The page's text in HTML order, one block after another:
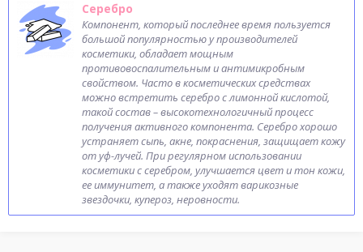
Серебро
Компонент, который последнее время пользуется
большой популярностью у производителей
косметики, обладает мощным
противовоспалительным и антимикробным
свойством. Часто в косметических средствах
можно встретить серебро с лимонной кислотой,
такой состав – высокотехнологичный процесс
получения активного компонента. Серебро хорошо
устраняет сыпь, акне, покраснения, защищает кожу
от уф-лучей. При регулярном использовании
косметики с серебром, улучшается цвет и тон кожи,
ее иммунитет, а также уходят варикозные
звездочки, купероз, неровности.